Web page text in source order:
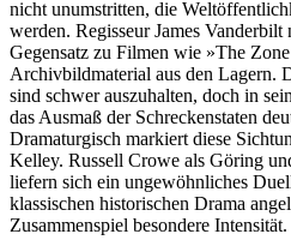
nicht unumstritten, die
werden. Regisseur James
Gegensatz zu Filmen wie »The
Archivbildmaterial aus den Lagern.
sind schwer auszuhalten, doch in
das Ausmaß der Schreckenstaten
Dramaturgisch markiert diese
Kelley. Russell Crowe als Göring
liefern sich ein ungewöhnliches
klassischen historischen Drama
Zusammenspiel besondere Intensität.